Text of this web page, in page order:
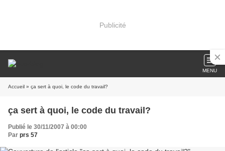
Publicité
MENU
Accueil » ça sert à quoi, le code du travail?
ça sert à quoi, le code du travail?
Publié le 30/11/2007 à 00:00
Par prs 57